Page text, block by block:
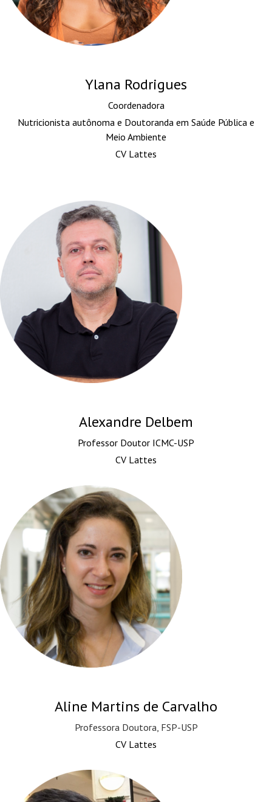
Ylana Rodrigues
Coordenadora
Nutricionista autônoma e Doutoranda em Saúde Pública e
Meio Ambiente
CV Lattes
Alexandre Delbem
Professor Doutor ICMC-USP
CV Lattes
Aline Martins de Carvalho
Professora Doutora, FSP-USP
CV Lattes